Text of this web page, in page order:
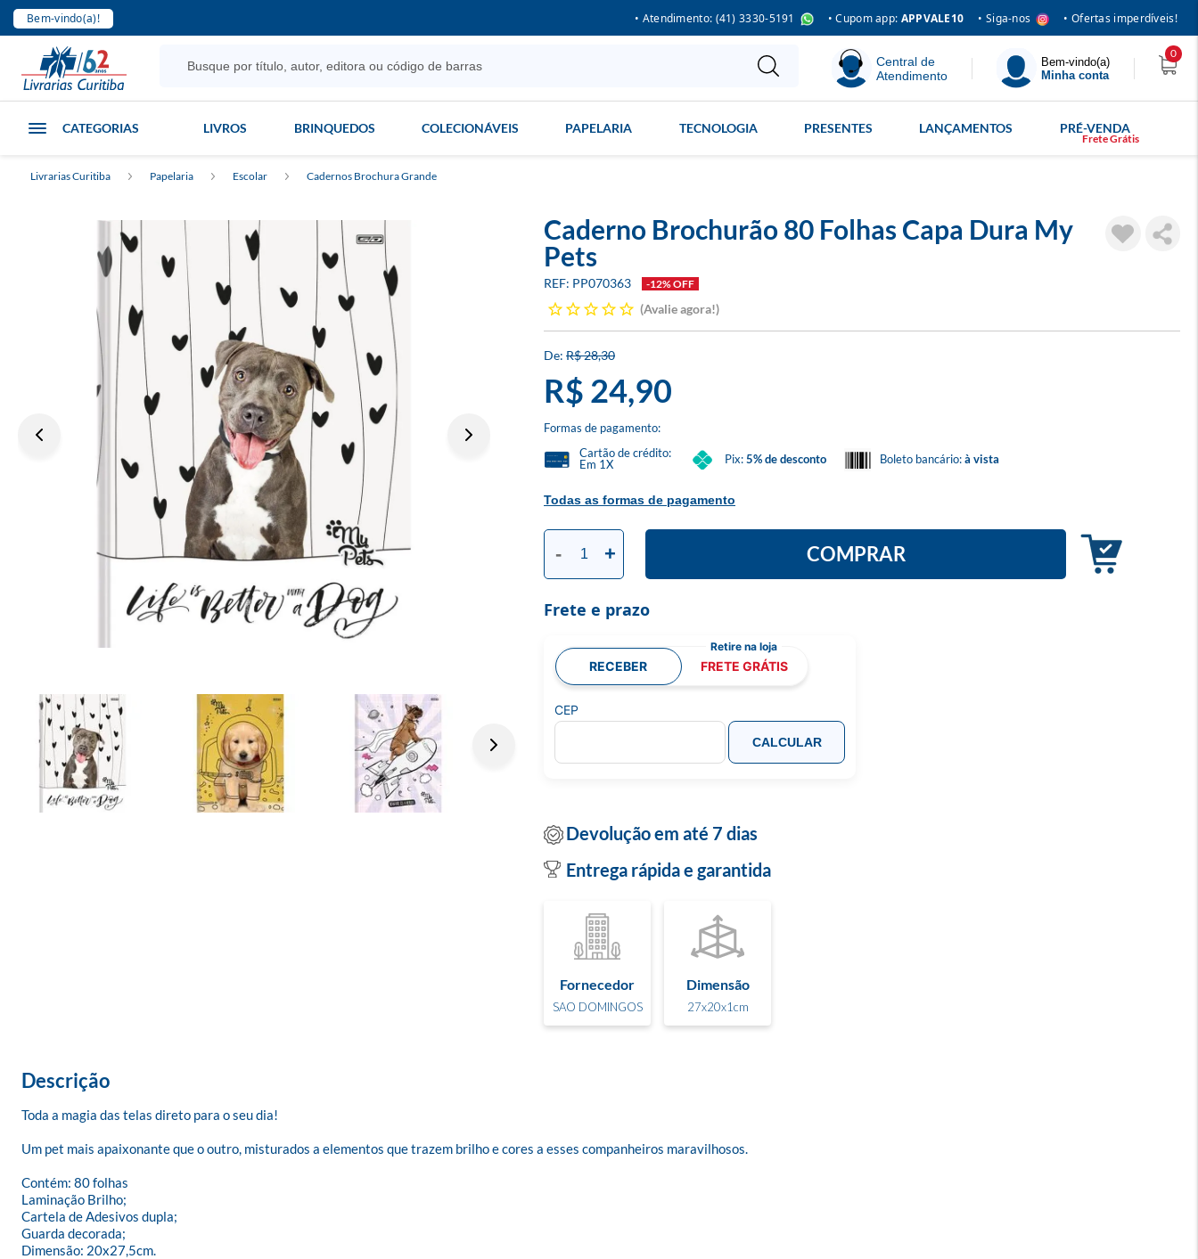
Bem-vindo(a)! • Atendimento: (41) 3330-5191 • Cupom app: APPVALE10 • Siga-nos • Ofertas imperdíveis!
Central de
Atendimento
Bem-vindo(a)
Minha conta
0
CATEGORIAS LIVROS BRINQUEDOS COLECIONÁVEIS PAPELARIA TECNOLOGIA PRESENTES LANÇAMENTOS PRÉ-VENDA
Livrarias Curitiba Papelaria Escolar Cadernos Brochura Grande
Caderno Brochurão 80 Folhas Capa Dura My
Pets
PP070363 -12% OFF
Avalie agora!
R$ 28,30
R$ 24,90
Formas de pagamento:
Todas as formas de pagamento
Cartão de crédito:
Em 1X
Pix:5% de desconto Boleto bancário:à vista
- + COMPRAR
Frete e prazo
RECEBER FRETE GRÁTIS
CEP
CALCULAR
Devolução em até 7 dias
Entrega rápida e garantida
Fornecedor
SAO DOMINGOS
Dimensão
27x20x1cm
Descrição
Toda a magia das telas direto para o seu dia!
Um pet mais apaixonante que o outro, misturados a elementos que trazem brilho e cores a esses companheiros maravilhosos.
Contém: 80 folhas
Laminação Brilho;
Cartela de Adesivos dupla;
Guarda decorada;
Dimensão: 20x27,5cm.